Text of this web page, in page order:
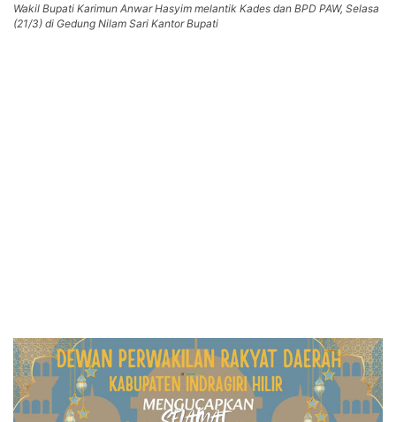
Wakil Bupati Karimun Anwar Hasyim melantik Kades dan BPD PAW, Selasa
(21/3) di Gedung Nilam Sari Kantor Bupati